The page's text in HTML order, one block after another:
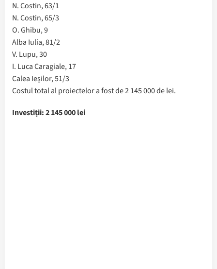
N. Costin, 63/1
N. Costin, 65/3
O. Ghibu, 9
Alba Iulia, 81/2
V. Lupu, 30
I. Luca Caragiale, 17
Calea Ieșilor, 51/3
Costul total al proiectelor a fost de 2 145 000 de lei.
Investiții: 2 145 000 lei